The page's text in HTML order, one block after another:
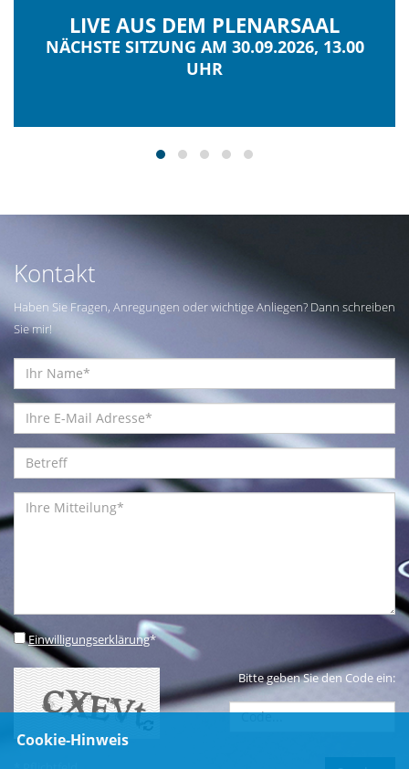
LIVE AUS DEM PLENARSAAL
NÄCHSTE SITZUNG AM 30.09.2026, 13.00
UHR
Kontakt
Haben Sie Fragen, Anregungen oder wichtige Anliegen? Dann schreiben
Sie mir!
Einwilligungserklärung*
Bitte geben Sie den Code ein:
Cookie-Hinweis